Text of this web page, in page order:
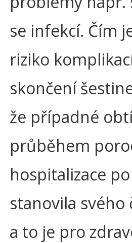
se infekcí. Čím
riziko
skončení
že případné
průběhem
hospitalizace
stanovila
a to je pro